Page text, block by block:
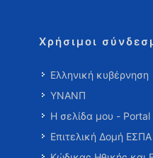
Χρήσιμοι
Ελληνική κυβέρνηση
ΥΝΑΝΠ
Η σελίδα μου - Portal
Επιτελική Δομή